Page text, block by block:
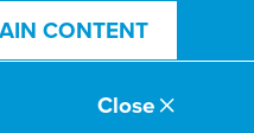
CONTENT
Close